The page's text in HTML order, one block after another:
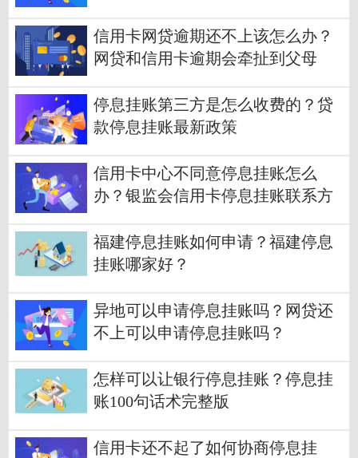
信用卡网贷逾期还不上该怎么办？
网贷和信用卡逾期会牵扯到父母
停息挂账第三方是怎么收费的？贷
款停息挂账最新政策
信用卡中心不同意停息挂账怎么
办？银监会信用卡停息挂账联系方
福建停息挂账如何申请？福建停息
挂账哪家好？
异地可以申请停息挂账吗？网贷还
不上可以申请停息挂账吗？
怎样可以让银行停息挂账？停息挂
账100句话术完整版
信用卡还不起了如何协商停息挂